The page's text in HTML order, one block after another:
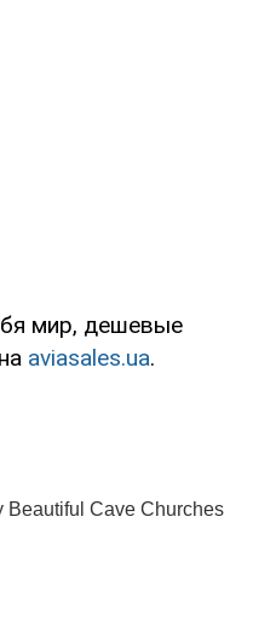
мир, дешевые
aviasales.ua.